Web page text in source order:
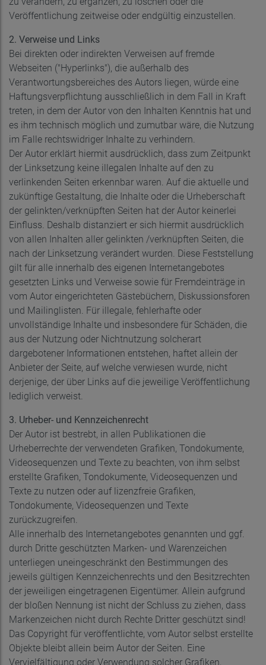
Veröffentlichung zeitweise oder endgültig einzustellen.
2. Verweise und Links
Bei direkten oder indirekten Verweisen auf fremde
Webseiten ("Hyperlinks"), die außerhalb des
Verantwortungsbereiches des Autors liegen, würde eine
Haftungsverpflichtung ausschließlich in dem Fall in Kraft
treten, in dem der Autor von den Inhalten Kenntnis hat und
es ihm technisch möglich und zumutbar wäre, die Nutzung
im Falle rechtswidriger Inhalte zu verhindern.
Der Autor erklärt hiermit ausdrücklich, dass zum Zeitpunkt
der Linksetzung keine illegalen Inhalte auf den zu
verlinkenden Seiten erkennbar waren. Auf die aktuelle und
zukünftige Gestaltung, die Inhalte oder die Urheberschaft
der gelinkten/verknüpften Seiten hat der Autor keinerlei
Einfluss. Deshalb distanziert er sich hiermit ausdrücklich
von allen Inhalten aller gelinkten /verknüpften Seiten, die
nach der Linksetzung verändert wurden. Diese Feststellung
gilt für alle innerhalb des eigenen Internetangebotes
gesetzten Links und Verweise sowie für Fremdeinträge in
vom Autor eingerichteten Gästebüchern, Diskussionsforen
und Mailinglisten. Für illegale, fehlerhafte oder
unvollständige Inhalte und insbesondere für Schäden, die
aus der Nutzung oder Nichtnutzung solcherart
dargebotener Informationen entstehen, haftet allein der
Anbieter der Seite, auf welche verwiesen wurde, nicht
derjenige, der über Links auf die jeweilige Veröffentlichung
lediglich verweist.
3. Urheber- und Kennzeichenrecht
Der Autor ist bestrebt, in allen Publikationen die
Urheberrechte der verwendeten Grafiken, Tondokumente,
Videosequenzen und Texte zu beachten, von ihm selbst
erstellte Grafiken, Tondokumente, Videosequenzen und
Texte zu nutzen oder auf lizenzfreie Grafiken,
Tondokumente, Videosequenzen und Texte
zurückzugreifen.
Alle innerhalb des Internetangebotes genannten und ggf.
durch Dritte geschützten Marken- und Warenzeichen
unterliegen uneingeschränkt den Bestimmungen des
jeweils gültigen Kennzeichenrechts und den Besitzrechten
der jeweiligen eingetragenen Eigentümer. Allein aufgrund
der bloßen Nennung ist nicht der Schluss zu ziehen, dass
Markenzeichen nicht durch Rechte Dritter geschützt sind!
Das Copyright für veröffentlichte, vom Autor selbst erstellte
Objekte bleibt allein beim Autor der Seiten. Eine
Vervielfältigung oder Verwendung solcher Grafiken,